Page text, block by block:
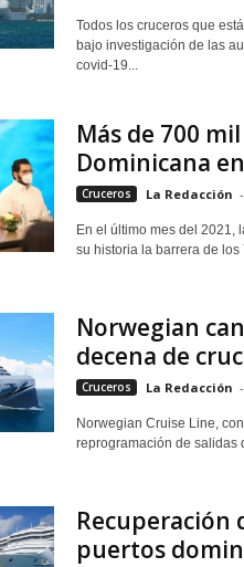
Todos los cruceros que
bajo investigación de las
covid-19...
Más de 700
Dominicana
Cruceros La Redacción -
En el último mes del 2021,
su historia la barrera de
Norwegian
decena de
Cruceros La Redacción -
Norwegian Cruise Line,
reprogramación de salidas
Recuperación
puertos